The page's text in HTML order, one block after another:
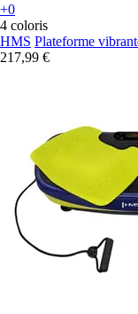
+0
4 coloris
HMS Plateforme
217,99 €